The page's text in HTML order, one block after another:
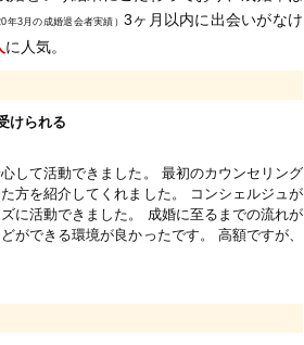
3月の成婚退会者実績） 3ヶ月以内に出会いがなけ
に人気。
けられる
して活動できました。 最初のカウンセリング
方を紹介してくれました。 コンシェルジュが
に活動できました。 成婚に至るまでの流れが
ができる環境が良かったです。 高額ですが、